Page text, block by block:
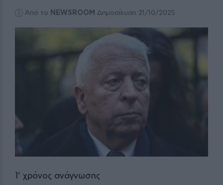
Από το NEWSROOM Δημοσίευση 21/10/2025
1' χρόνος ανάγνωσης